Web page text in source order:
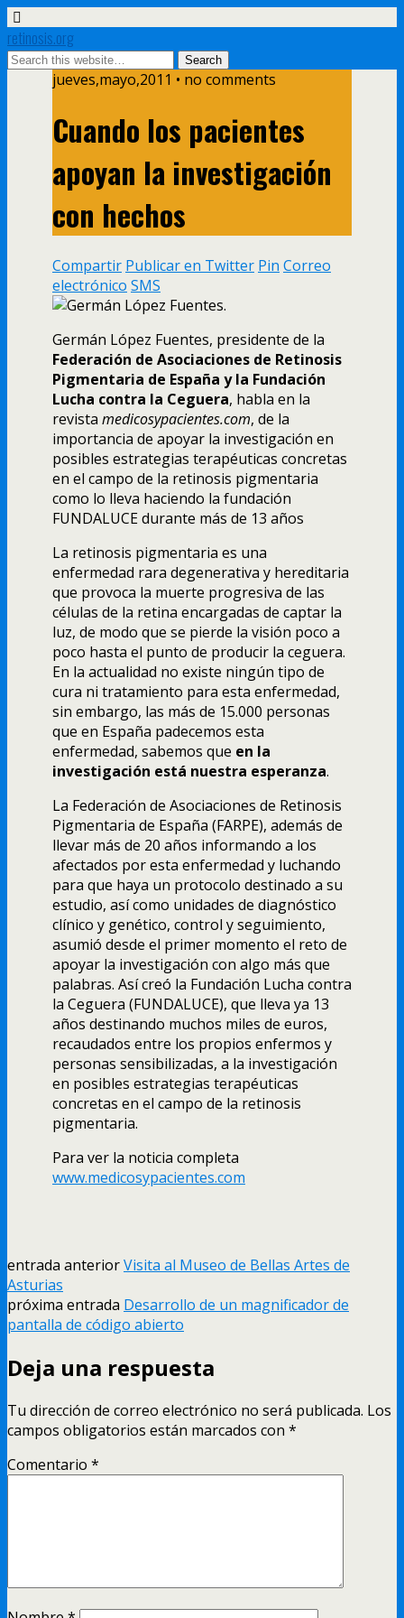
retinosis.org
jueves,mayo,2011 • no comments
Cuando los pacientes
apoyan la investigación
con hechos
Compartir Publicar en Twitter Pin Correo
electrónico SMS
Germán López Fuentes, presidente de la
Federación de Asociaciones de Retinosis
Pigmentaria de España y la Fundación
Lucha contra la Ceguera, habla en la
revista medicosypacientes.com, de la
importancia de apoyar la investigación en
posibles estrategias terapéuticas concretas
en el campo de la retinosis pigmentaria
como lo lleva haciendo la fundación
FUNDALUCE durante más de 13 años
La retinosis pigmentaria es una
enfermedad rara degenerativa y hereditaria
que provoca la muerte progresiva de las
células de la retina encargadas de captar la
luz, de modo que se pierde la visión poco a
poco hasta el punto de producir la ceguera.
En la actualidad no existe ningún tipo de
cura ni tratamiento para esta enfermedad,
sin embargo, las más de 15.000 personas
que en España padecemos esta
enfermedad, sabemos que en la
investigación está nuestra esperanza.
La Federación de Asociaciones de Retinosis
Pigmentaria de España (FARPE), además de
llevar más de 20 años informando a los
afectados por esta enfermedad y luchando
para que haya un protocolo destinado a su
estudio, así­ como unidades de diagnóstico
clí­nico y genético, control y seguimiento,
asumió desde el primer momento el reto de
apoyar la investigación con algo más que
palabras. Así­ creó la Fundación Lucha contra
la Ceguera (FUNDALUCE), que lleva ya 13
años destinando muchos miles de euros,
recaudados entre los propios enfermos y
personas sensibilizadas, a la investigación
en posibles estrategias terapéuticas
concretas en el campo de la retinosis
pigmentaria.
Para ver la noticia completa
www.medicosypacientes.com
entrada anteriorVisita al Museo de Bellas Artes de
Asturias
próxima entrada Desarrollo de un magnificador de
pantalla de código abierto
Deja una respuesta
Tu dirección de correo electrónico no será publicada. Los
campos obligatorios están marcados con *
Comentario *